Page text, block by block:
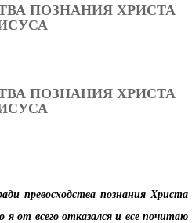
ПОЗНАНИЯ ХРИСТА
ПОЗНАНИЯ ХРИСТА
превосходства познания Христа
я от всего отказался и все почитаю